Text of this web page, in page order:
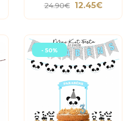
24.90€ 12.45€
- 50%